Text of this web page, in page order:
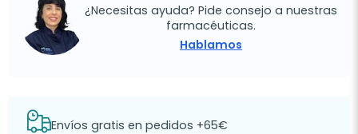
¿Necesitas ayuda? Pide consejo a nuestras
farmacéuticas.
Hablamos
Envíos gratis en pedidos +65€